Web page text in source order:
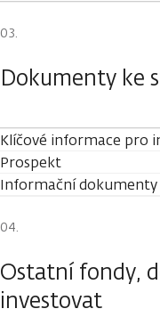
Dokumenty ke
Klíčové informace pro
Prospekt
Informační dokumenty
Ostatní fondy,
investovat